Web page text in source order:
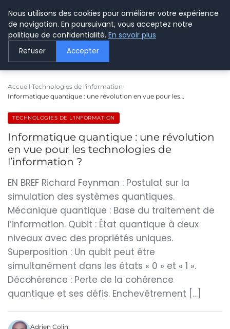
LE WEBMARKETING
Accueil Technologies de l'information
Informatique quantique : une révolution en vue pour les…
TECHNOLOGIES DE L'INFORMATION
Informatique quantique : une révolution
en vue pour les technologies de
l’information ?
EN BREF Richard Feynman : Postulat sur la
simulation des systèmes quantiques.
Mécanique quantique : Base du traitement de
l’information. Qubit : État quantique à deux
niveaux avec des propriétés uniques.
Superposition : Un qubit peut être
simultanément dans les états « 0 » et « 1 ».
Décohérence : Perte de la cohérence
quantique et ses défis. Enchevêtrement […]
Adrien Colin
Nous utilisons des cookies pour améliorer votre expérience
de navigation. En poursuivant, vous acceptez notre
politique de confidentialité. En savoir plus
Refuser Accepter